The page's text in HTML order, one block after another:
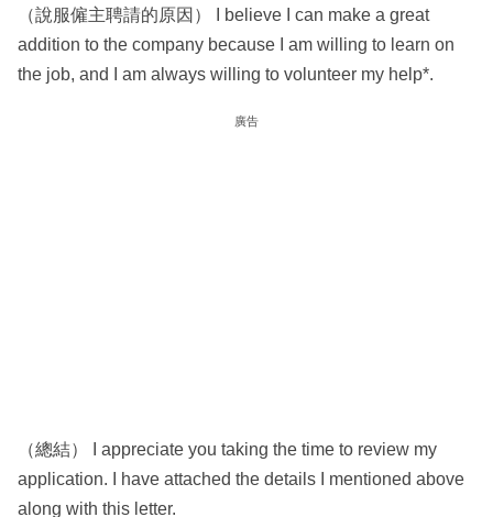
（說服僱主聘請的原因） I believe I can make a great
addition to the company because I am willing to learn on
the job, and I am always willing to volunteer my help*.
廣告
（總結） I appreciate you taking the time to review my
application. I have attached the details I mentioned above
along with this letter.